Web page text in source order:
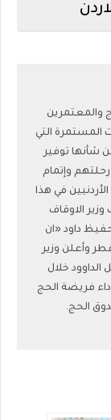
والمعتمرين
المستمرة التي
شأنها توفير
رحلتهم وإتمام
في هذا
لهذا العام 2020 كشف وزير الاوقاف
داود «ان
وأعلن وزير
خلال
فريضة الحج